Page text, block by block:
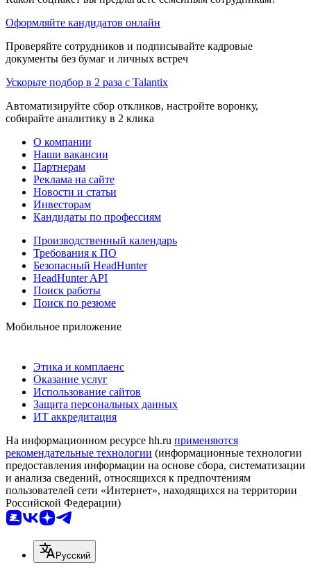
Оформляйте кандидатов онлайн
Проверяйте сотрудников и подписывайте кадровые
документы без бумаг и личных встреч
Ускорьте подбор в 2 раза с Talantix
Автоматизируйте сбор откликов, настройте воронку,
собирайте аналитику в 2 клика
О компании
Наши вакансии
Партнерам
Реклама на сайте
Новости и статьи
Инвесторам
Кандидаты по профессиям
Производственный календарь
Требования к ПО
Безопасный HeadHunter
HeadHunter API
Поиск работы
Поиск по резюме
Мобильное приложение
Этика и комплаенс
Оказание услуг
Использование сайтов
Защита персональных данных
ИТ аккредитация
На информационном ресурсе hh.ru применяются
рекомендательные технологии (информационные технологии
предоставления информации на основе сбора, систематизации
и анализа сведений, относящихся к предпочтениям
пользователей сети «Интернет», находящихся на территории
Российской Федерации)
Русский